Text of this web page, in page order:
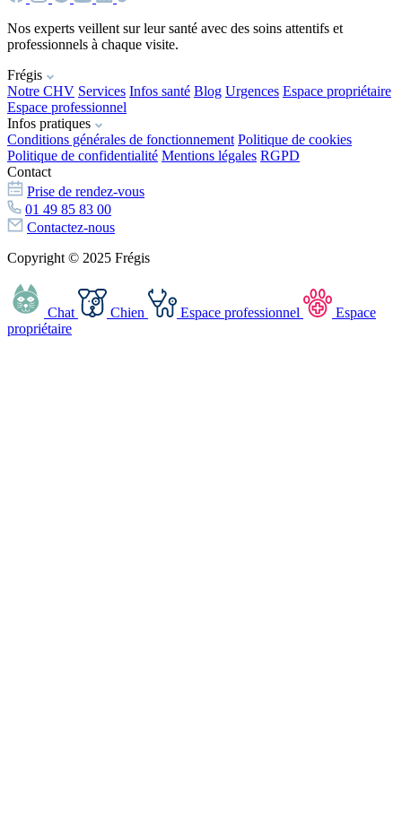
Nos experts veillent sur leur santé avec des soins attentifs et
professionnels à chaque visite.
Frégis
Notre CHV Services Infos santé Blog Urgences Espace propriétaire
Espace professionnel
Infos pratiques
Conditions générales de fonctionnement Politique de cookies
Politique de confidentialité Mentions légales RGPD
Contact
Prise de rendez-vous
01 49 85 83 00
Contactez-nous
Copyright © 2025 Frégis
Chat Chien Espace professionnel
Espace
propriétaire